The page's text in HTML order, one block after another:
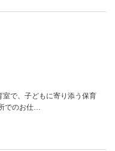
室で、子どもに寄り添う保育
でのお仕…